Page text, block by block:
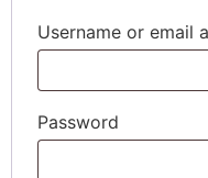
Username or email
Password